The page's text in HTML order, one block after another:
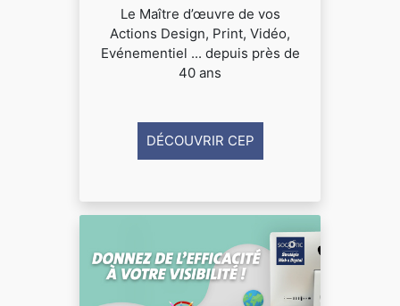
Le Maître d’œuvre de vos
Actions Design, Print, Vidéo,
Evénementiel ... depuis près de
40 ans
DÉCOUVRIR CEP